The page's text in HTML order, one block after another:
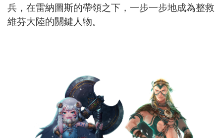
兵，在雷納圖斯的帶領之下，一步一步地成為整救
維芬大陸的關鍵人物。